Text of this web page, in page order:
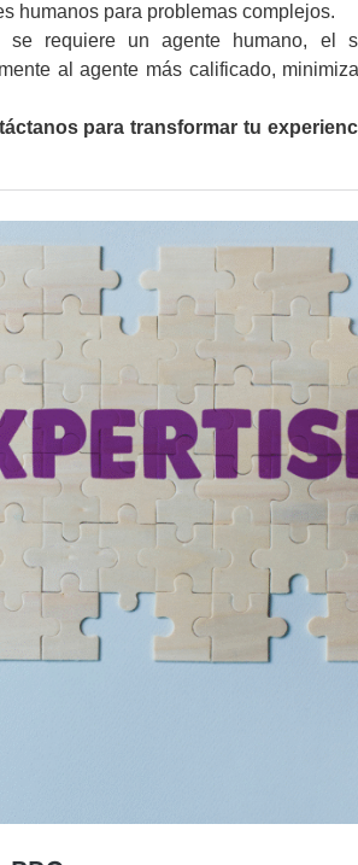
humanos para problemas complejos.
se requiere un agente humano, el
al agente más calificado,
para transformar tu